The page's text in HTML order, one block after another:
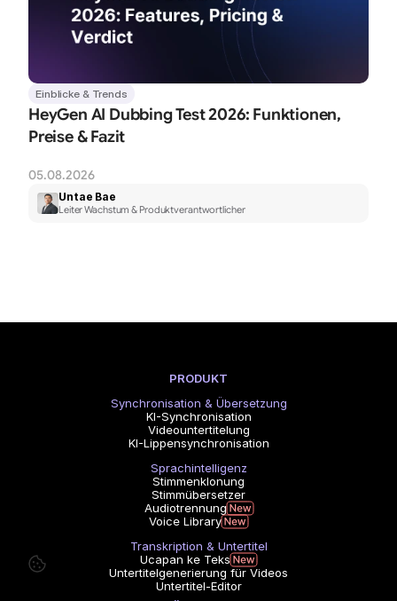
Einblicke & Trends
HeyGen AI Dubbing Test 2026: Funktionen,
Preise & Fazit
05.08.2026
Untae Bae
Leiter Wachstum & Produktverantwortlicher
PRODUKT
Synchronisation & Übersetzung
KI-Synchronisation
Videountertitelung
KI-Lippensynchronisation
Sprachintelligenz
Stimmenklonung
Stimmübersetzer
Audiotrennung
Voice Library
Transkription & Untertitel
Ucapan ke Teks
Untertitelgenerierung für Videos
Untertitel-Editor